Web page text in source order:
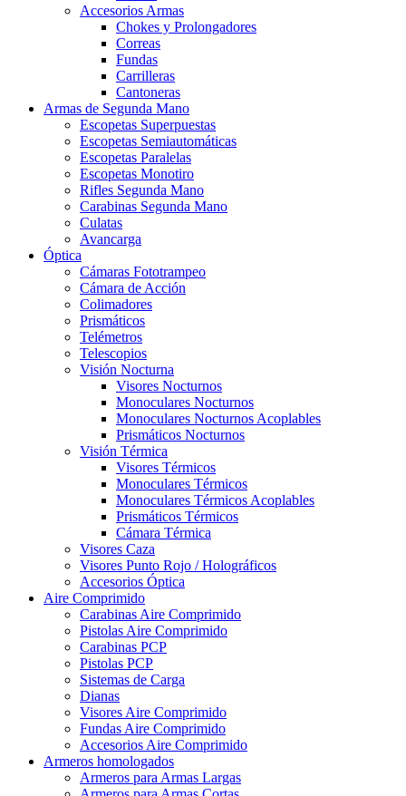
Accesorios Armas
Chokes y Prolongadores
Correas
Fundas
Carrilleras
Cantoneras
Armas de Segunda Mano
Escopetas Superpuestas
Escopetas Semiautomáticas
Escopetas Paralelas
Escopetas Monotiro
Rifles Segunda Mano
Carabinas Segunda Mano
Culatas
Avancarga
Óptica
Cámaras Fototrampeo
Cámara de Acción
Colimadores
Prismáticos
Telémetros
Telescopios
Visión Nocturna
Visores Nocturnos
Monoculares Nocturnos
Monoculares Nocturnos Acoplables
Prismáticos Nocturnos
Visión Térmica
Visores Térmicos
Monoculares Térmicos
Monoculares Térmicos Acoplables
Prismáticos Térmicos
Cámara Térmica
Visores Caza
Visores Punto Rojo / Holográficos
Accesorios Óptica
Aire Comprimido
Carabinas Aire Comprimido
Pistolas Aire Comprimido
Carabinas PCP
Pistolas PCP
Sistemas de Carga
Dianas
Visores Aire Comprimido
Fundas Aire Comprimido
Accesorios Aire Comprimido
Armeros homologados
Armeros para Armas Largas